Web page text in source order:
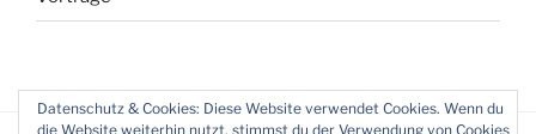
Datenschutz & Cookies: Diese Website verwendet Cookies. Wenn du
die Website weiterhin nutzt, stimmst du der Verwendung von Cookies